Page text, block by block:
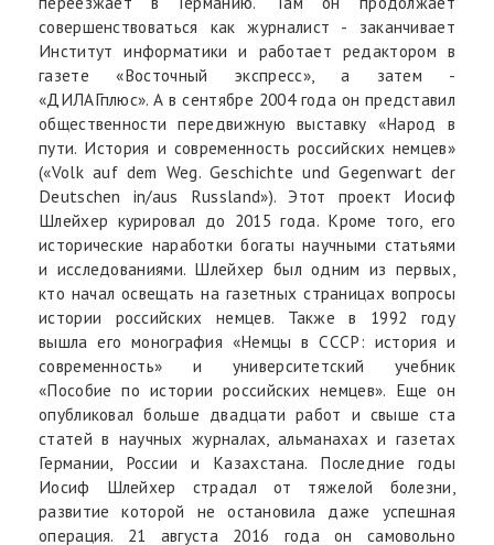
совершенствоваться как журналист - заканчивает
Институт информатики и работает редактором в
газете «Восточный экспресс», а затем -
«ДИЛАГплюс». А в сентябре 2004 года он представил
общественности передвижную выставку «Народ в
пути. История и современность российских немцев»
(«Volk auf dem Weg. Geschichte und Gegenwart der
Deutschen in/aus Russland»). Этот проект Иосиф
Шлейхер курировал до 2015 года. Кроме того, его
исторические наработки богаты научными статьями
и исследованиями. Шлейхер был одним из первых,
кто начал освещать на газетных страницах вопросы
истории российских немцев. Также в 1992 году
вышла его монография «Немцы в СССР: история и
современность» и университетский учебник
«Пособие по истории российских немцев». Еще он
опубликовал больше двадцати работ и свыше ста
статей в научных журналах, альманахах и газетах
Германии, России и Казахстана. Последние годы
Иосиф Шлейхер страдал от тяжелой болезни,
развитие которой не остановила даже успешная
операция. 21 августа 2016 года он самовольно